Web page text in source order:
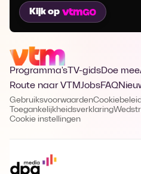
Kijk op
Programma's TV-gidsDoe mee
Route naar VTMJobsFAQ
GebruiksvoorwaardenCookiebeleid
Toegankelijkheidsverklaring
Cookie instellingen